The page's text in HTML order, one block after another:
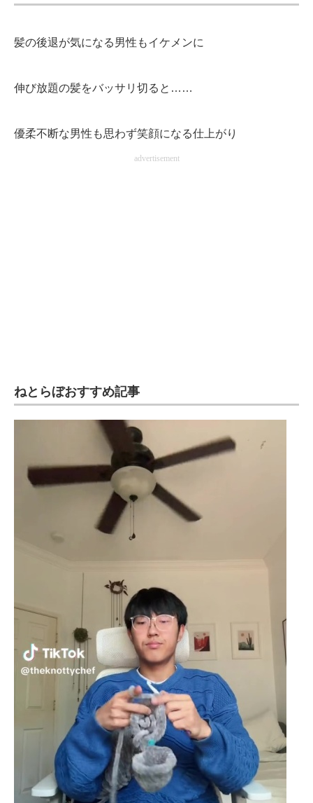
髪の後退が気になる男性もイケメンに
伸び放題の髪をバッサリ切ると……
優柔不断な男性も思わず笑顔になる仕上がり
advertisement
ねとらぼおすすめ記事